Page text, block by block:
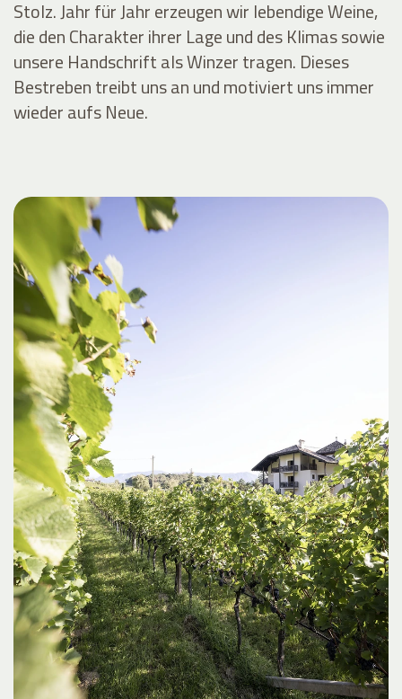
Stolz. Jahr für Jahr erzeugen wir lebendige Weine,
die den Charakter ihrer Lage und des Klimas sowie
unsere Handschrift als Winzer tragen. Dieses
Bestreben treibt uns an und motiviert uns immer
wieder aufs Neue.